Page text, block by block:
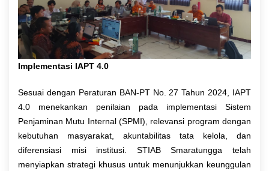
Implementasi IAPT 4.0
Sesuai dengan Peraturan BAN-PT No. 27 Tahun 2024, IAPT
4.0 menekankan penilaian pada implementasi Sistem
Penjaminan Mutu Internal (SPMI), relevansi program dengan
kebutuhan masyarakat, akuntabilitas tata kelola, dan
diferensiasi misi institusi. STIAB Smaratungga telah
menyiapkan strategi khusus untuk menunjukkan keunggulan